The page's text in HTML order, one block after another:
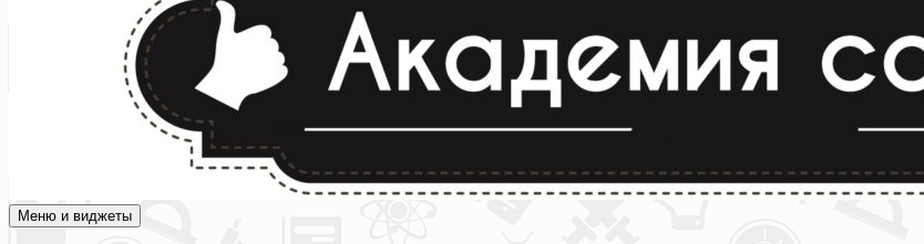
Академия СОВА
Подготовка к ЕГЭ, ОГЭ, ВПР, МЦКО, СтатГрад, КДР, ВОШ, олимпиады и конкурсы
Меню и виджеты